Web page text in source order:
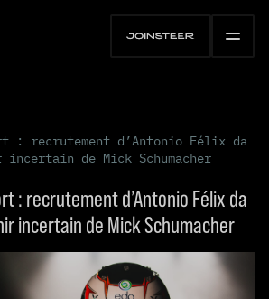
: recrutement d’Antonio Félix da
de Mick Schumacher
: recrutement d’Antonio Félix da
incertain de Mick Schumacher